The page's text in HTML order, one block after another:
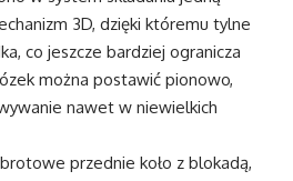
3D, dzięki któremu tylne
co jeszcze bardziej ogranicza
można postawić pionowo,
nawet w niewielkich
przednie koło z blokadą,